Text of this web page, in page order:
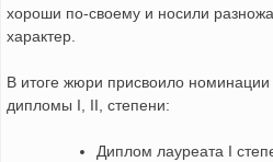
хороши по-своему и носили
характер.
В итоге жюри присвоило номинации
дипломы I, II, степени:
Диплом лауреата I